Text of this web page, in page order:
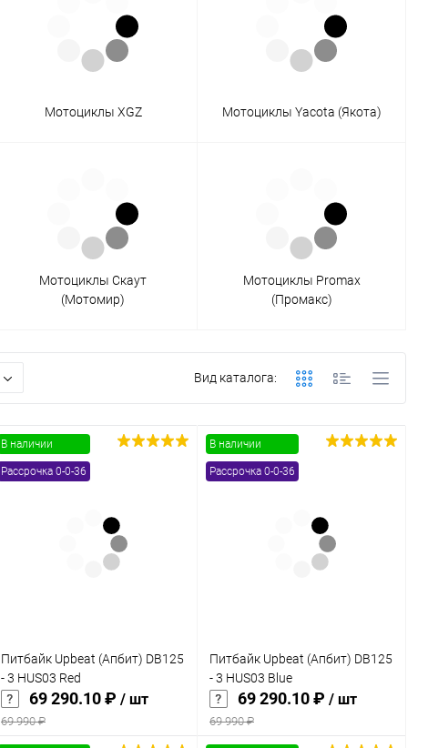
Мотоциклы XGZ Мотоциклы Yacota (Якота)
Мотоциклы Скаут
(Мотомир)
Мотоциклы Promax
(Промакс)
Вид каталога:
В наличии
Рассрочка 0-0-36
Питбайк Upbeat (Апбит) DB125
- 3 HUS03 Red
69 290.10 ₽ / шт
69 990 ₽
В наличии
Рассрочка 0-0-36
Питбайк Upbeat (Апбит) DB125
- 3 HUS03 Blue
69 290.10 ₽ / шт
69 990 ₽